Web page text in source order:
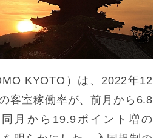
KYOTO）は、2022年12
客室稼働率が、前月から6.8
月から19.9ポイント増の